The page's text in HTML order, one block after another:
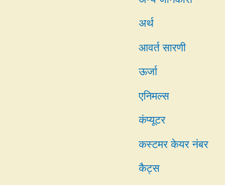
अर्थ
आवर्त सारणी
ऊर्जा
एनिमल्स
कंप्यूटर
कस्टमर केयर नंबर
कैट्स